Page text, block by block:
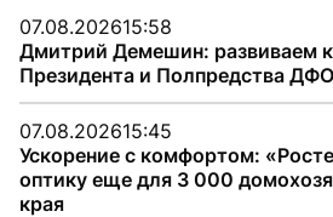
07.08.202615:58
Дмитрий Демешин: развиваем
Президента и Полпредства ДФО
07.08.202615:45
Ускорение с комфортом:
оптику еще для 3 000
края